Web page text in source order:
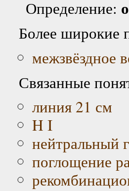
Определение:
Более широкие
межзвёздное
Связанные
линия 21 см
H I
нейтральный
поглощение